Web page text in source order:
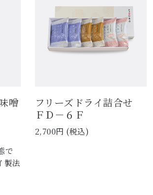
噌
で
製法
フリーズドライ詰合せ
ＦＤ－６Ｆ
2,700円 (税込)